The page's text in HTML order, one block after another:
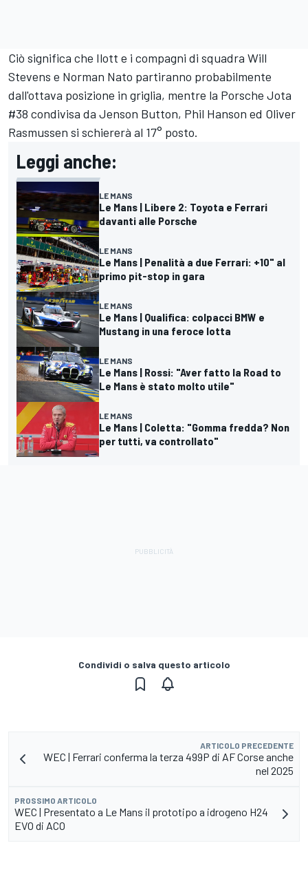
Ciò significa che Ilott e i compagni di squadra Will
Stevens e Norman Nato partiranno probabilmente
dall'ottava posizione in griglia, mentre la Porsche Jota
#38 condivisa da Jenson Button, Phil Hanson ed Oliver
Rasmussen si schiererà al 17° posto.
Leggi anche:
LE MANS
Le Mans | Libere 2: Toyota e Ferrari
davanti alle Porsche
LE MANS
Le Mans | Penalità a due Ferrari: +10" al
primo pit-stop in gara
LE MANS
Le Mans | Qualifica: colpacci BMW e
Mustang in una feroce lotta
LE MANS
Le Mans | Rossi: "Aver fatto la Road to
Le Mans è stato molto utile"
LE MANS
Le Mans | Coletta: "Gomma fredda? Non
per tutti, va controllato"
Condividi o salva questo articolo
ARTICOLO PRECEDENTE
WEC | Ferrari conferma la terza 499P di AF Corse anche
nel 2025
PROSSIMO ARTICOLO
WEC | Presentato a Le Mans il prototipo a idrogeno H24
EVO di ACO